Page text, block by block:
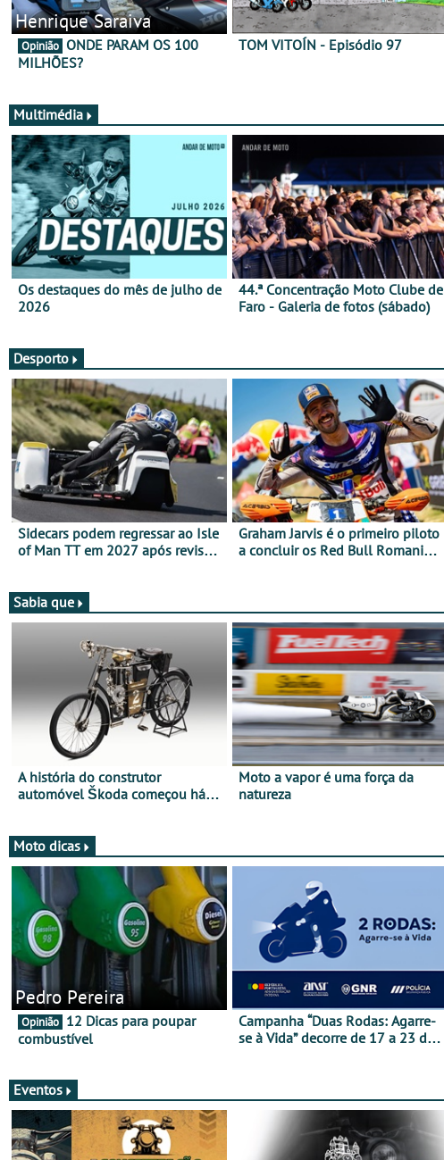
Henrique Saraiva
Opinião
MILHÕES?
TOM VITOÍN - Episódio 97
Multimédia
Os destaques do mês de julho de
2026
44.ª Concentração Moto Clube de
Faro - Galeria de fotos (sábado)
Desporto
Sidecars podem regressar ao Isle
of Man TT em 2027 após revisão
Graham Jarvis é o primeiro piloto
a concluir os Red Bull Romaniacs
Sabia que
A história do construtor
automóvel Škoda começou há
Moto a vapor é uma força da
natureza
Moto dicas
Pedro Pereira
Opinião
combustível
Campanha “Duas Rodas: Agarre-
se à Vida” decorre de 17 a 23 de
Eventos